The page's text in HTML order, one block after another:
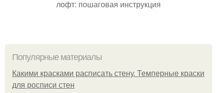
лофт: пошаговая инструкция
Популярные материалы
Какими красками расписать стену. Темперные краски
для росписи стен